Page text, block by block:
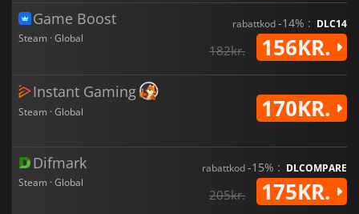
Game Boost
Steam · Global
rabattkod-14% : DLC14
182kr. 156KR.
Instant Gaming
Steam · Global 170KR.
Difmark
Steam · Global
rabattkod-15% : DLCOMPARE
205kr. 175KR.